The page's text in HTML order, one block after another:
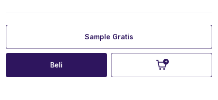
Sample Gratis
Beli